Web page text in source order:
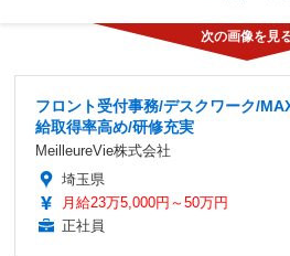
フロント受付事務/デスクワーク/
給取得率高め/研修充実
MeilleureVie株式会社
埼玉県
月給23万5,000円～50万円
正社員